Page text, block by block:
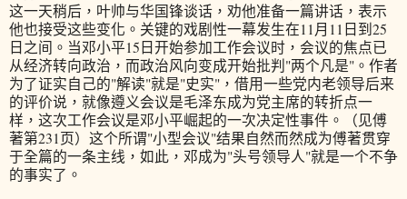
这一天稍后，叶帅与华国锋谈话，劝他准备一篇讲话，表示
他也接受这些变化。关键的戏剧性一幕发生在11月11日到25
日之间。当邓小平15日开始参加工作会议时，会议的焦点已
从经济转向政治，而政治风向变成开始批判"两个凡是"。作者
为了证实自己的"解读"就是"史实"，借用一些党内老领导后来
的评价说，就像遵义会议是毛泽东成为党主席的转折点一
样，这次工作会议是邓小平崛起的一次决定性事件。（见傅
著第231页）这个所谓"小型会议"结果自然而然成为傅著贯穿
于全篇的一条主线，如此，邓成为"头号领导人"就是一个不争
的事实了。